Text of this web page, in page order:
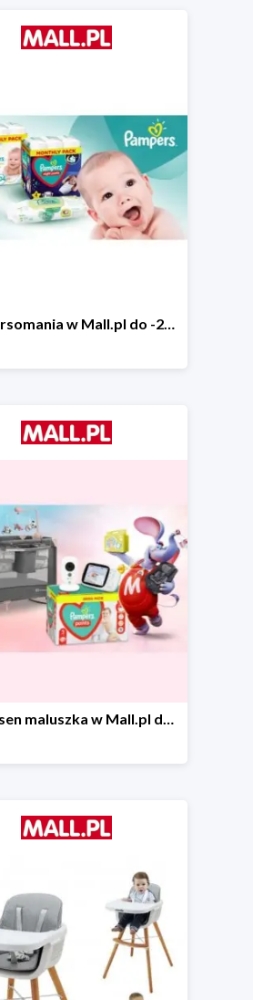
Pampersomania w Mall.pl do -25%
Słodki sen maluszka w Mall.pl do -55%